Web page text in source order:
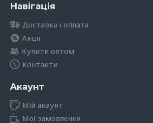
Навігація
Доставка і оплата
Акції
Купити оптом
Контакти
Акаунт
Мій акаунт
Мої замовлення